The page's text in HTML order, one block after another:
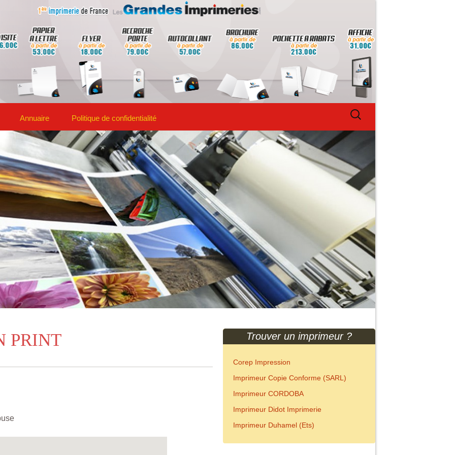
Annuaire Politique de confidentialité
Rechercher :
PRINT Trouver un imprimeur ?
Corep Impression
Imprimeur Copie Conforme (SARL)
Imprimeur CORDOBA
Imprimeur Didot Imprimerie
Imprimeur Duhamel (Ets)